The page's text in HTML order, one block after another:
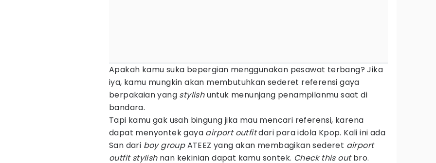
Apakah kamu suka bepergian menggunakan pesawat terbang? Jika
iya, kamu mungkin akan membutuhkan sederet referensi gaya
berpakaian yang stylishuntuk menunjang penampilanmu saat di
bandara.
Tapi kamu gak usah bingung jika mau mencari referensi, karena
dapat menyontek gaya airport outfitdari para idola Kpop. Kali ini ada
San dari boy groupATEEZ yang akan membagikan sederet airport
outfit stylishnan kekinian dapat kamu sontek. Check this outbro.